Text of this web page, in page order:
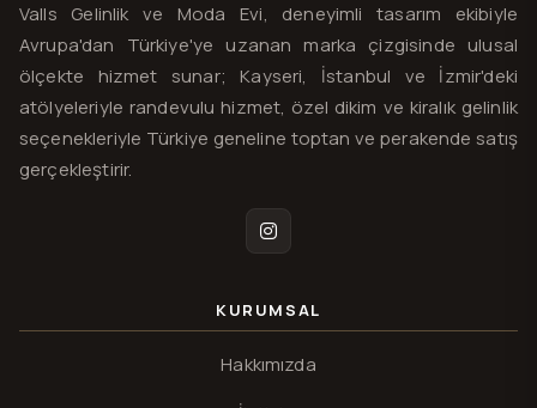
Valls Gelinlik ve Moda Evi, deneyimli tasarım ekibiyle
Avrupa'dan Türkiye'ye uzanan marka çizgisinde ulusal
ölçekte hizmet sunar; Kayseri, İstanbul ve İzmir'deki
atölyeleriyle randevulu hizmet, özel dikim ve kiralık gelinlik
seçenekleriyle Türkiye geneline toptan ve perakende satış
gerçekleştirir.
Instagram
KURUMSAL
Hakkımızda